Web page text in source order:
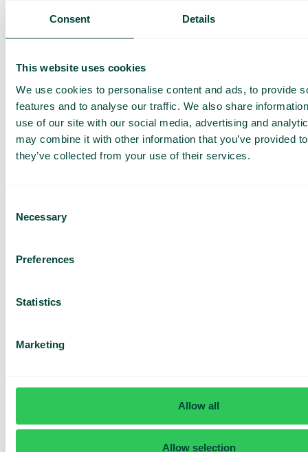
Consent Details
This website uses cookies
We use cookies to personalise content and ads, to provide
features and to analyse our traffic. We also share
use of our site with our social media, advertising and
may combine it with other information that you’ve provided
they’ve collected from your use of their services.
Selection
Necessary
Preferences
Statistics
Marketing
Allow all
Allow selection
fungere, må du selvfølgelig
1. Kostnadseffektiv
Lavere kostnader for virksomheten din. Du trenger
ikke lenger fysiske telefonlinjer som er ufleksible og
dyre å vedlikeholde. Internasjonale samtaler blir også
mye billigere.
tillegg bruker mange Telavox-kunder sine nordiske
3. Fleksibel
Tilpass deg til det virksomheten din trenger akkurat
tidkrevende og kompleks oppgave å øke antallet
telefonlinjer i virksomheten. Moderne VoIP-løsninger
med SIP-trunking gjør denne typen endringer nesten